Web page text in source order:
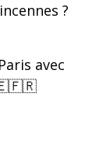
?
avec